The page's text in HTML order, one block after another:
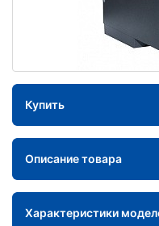
Купить
Описание товара
Характеристики